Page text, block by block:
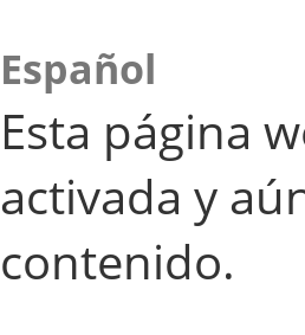
Español
Esta página
activada y
contenido.